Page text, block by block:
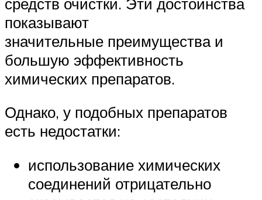
показывают
значительные преимущества и
большую эффективность
химических препаратов.
Однако, у подобных препаратов
есть недостатки:
использование химических
соединений отрицательно